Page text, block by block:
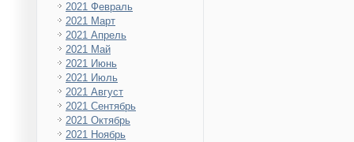
2021 Февраль
2021 Март
2021 Апрель
2021 Май
2021 Июнь
2021 Июль
2021 Август
2021 Сентябрь
2021 Октябрь
2021 Ноябрь